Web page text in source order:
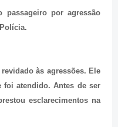
por agressão
às agressões. Ele
atendido. Antes de ser
esclarecimentos na